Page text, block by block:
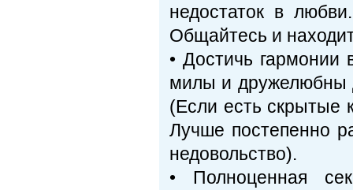
недостаток в
Общайтесь и
• Достичь гармонии
милы и дружелюбны
(Если есть скрытые
Лучше постепенно
недовольство).
• Полноценная